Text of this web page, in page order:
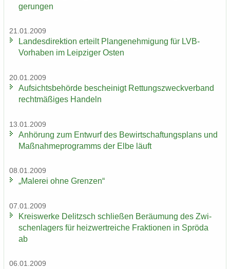
ge­run­gen
21.01.2009
Lan­des­di­rek­ti­on er­teilt Plan­ge­neh­mi­gung für LVB-​
Vorhaben im Leip­zi­ger Osten
20.01.2009
Auf­sichts­be­hör­de be­schei­nigt Ret­tungs­zweck­ver­band
recht­mä­ßi­ges Han­deln
13.01.2009
An­hö­rung zum Ent­wurf des Be­wirt­schaf­tungs­plans und
Maß­nah­me­pro­gramms der Elbe läuft
08.01.2009
„Ma­le­rei ohne Gren­zen“
07.01.2009
Kreis­wer­ke De­litzsch schlie­ßen Be­räu­mung des Zwi­
schen­la­gers für heiz­wertrei­che Frak­tio­nen in Sprö­da
ab
06.01.2009